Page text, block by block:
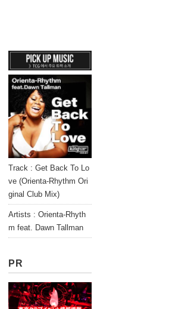
Track : Get Back To Lo
ve (Orienta-Rhythm Ori
ginal Club Mix)
Artists : Orienta-Rhyth
m feat. Dawn Tallman
PR